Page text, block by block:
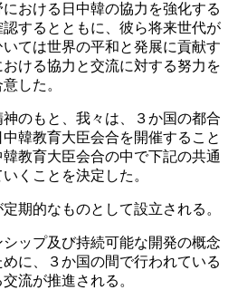
おける日中韓の協力を強化する
するとともに、彼ら将来世代が
ては世界の平和と発展に貢献す
ける協力と交流に対する努力を
した。
のもと、我々は、３か国の都合
韓教育大臣会合を開催すること
教育大臣会合の中で下記の共通
くことを決定した。
期的なものとして設立される。
ップ及び持続可能な開発の概念
に、３か国の間で行われている
流が推進される。